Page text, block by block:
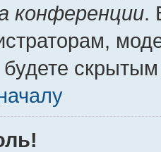
конференции.